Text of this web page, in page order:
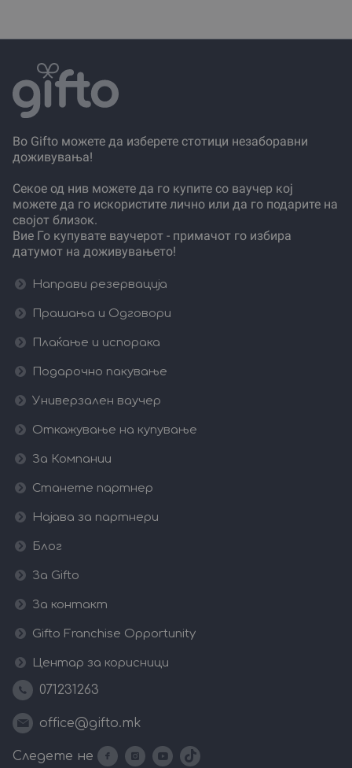
Во Gifto можете да изберете стотици незаборавни
доживувања!
Секое од нив можете да го купите со ваучер кој
можете да го искористите лично или да го подарите на
својот близок.
Вие Го купувате ваучерот - примачот го избира
датумот на доживувањето!
Направи резервација
Прашања и Одговори
Плаќање и испорака
Подарочно пакување
Универзален ваучер
Откажување на купување
За Компании
Станете партнер
Најава за партнери
Блог
За Gifto
За контакт
Gifto Franchise Opportunity
Центар за корисници
071231263
office@gifto.mk
Следете не